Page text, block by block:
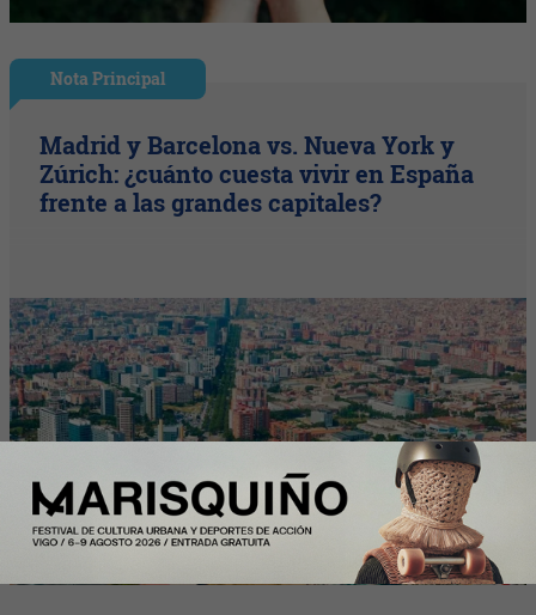
Nota Principal
Madrid y Barcelona vs. Nueva York y
Zúrich: ¿cuánto cuesta vivir en España
frente a las grandes capitales?